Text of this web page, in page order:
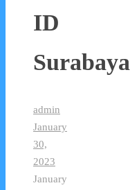
ID
Surabaya
admin
January
30,
2023
January